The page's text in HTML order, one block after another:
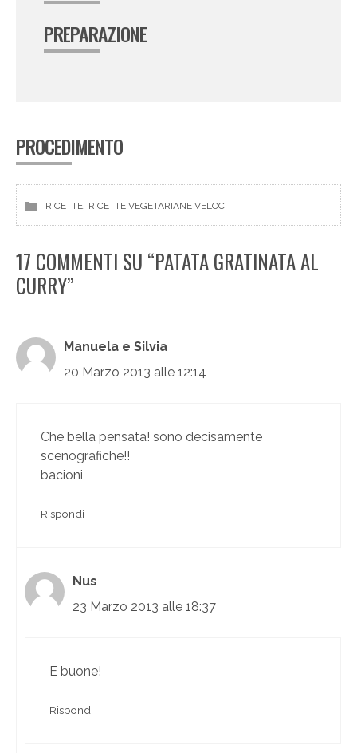
PREPARAZIONE
PROCEDIMENTO
RICETTE, RICETTE VEGETARIANE VELOCI
17 COMMENTI SU “PATATA GRATINATA AL
CURRY”
Manuela e Silvia
20 Marzo 2013 alle 12:14
Che bella pensata! sono decisamente
scenografiche!!
bacioni
Rispondi
Nus
23 Marzo 2013 alle 18:37
E buone!
Rispondi